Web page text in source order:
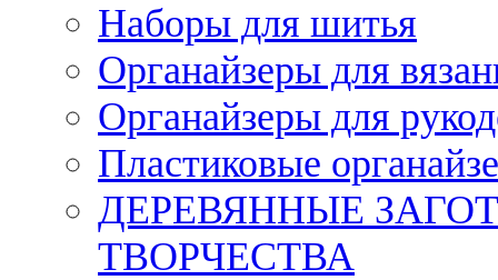
Наборы для шитья
Органайзеры для
Органайзеры для
Пластиковые
ДЕРЕВЯННЫЕ
ТВОРЧЕСТВА